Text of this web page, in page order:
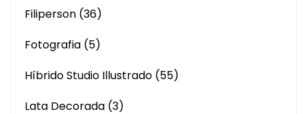
Filiperson (36)
Fotografia (5)
Híbrido Studio Illustrado (55)
Lata Decorada (3)